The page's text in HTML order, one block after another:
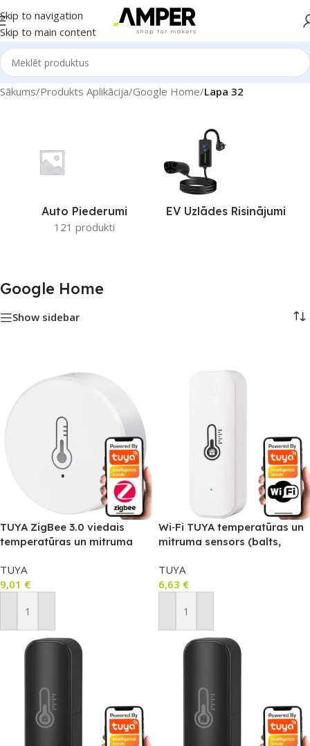
Skip to navigation
Skip to main content
Sākums/Produkts Aplikācija/Google Home/Lapa 32
Auto Piederumi
121 produkti
EV Uzlādes Risinājumi
Google Home
Show sidebar
TUYA ZigBee 3.0 viedais
temperatūras un mitruma
(CR2450) T040
TUYA
9,01 €
Pievienot Grozam
Wi‑Fi TUYA temperatūras un
mitruma sensors (balts,
TUYA
6,63 €
Pievienot Grozam